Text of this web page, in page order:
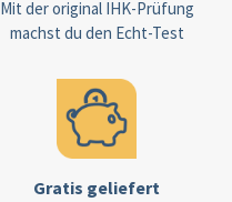
Gratis geliefert
Mit der original IHK-Prüfung
machst du den Echt-Test